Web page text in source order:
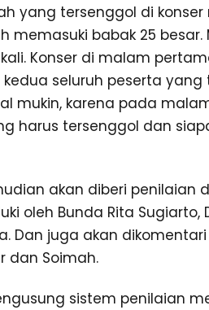
yang tersenggol di
memasuki babak 25
Konser di malam
seluruh peserta
mukin, karena pada
harus tersenggol dan
akan diberi penilaian
oleh Bunda Rita Sugiarto,
Dan juga akan
dan Soimah.
sistem penilaian